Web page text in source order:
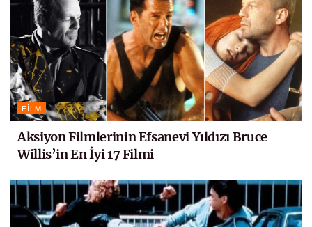
FILM
Aksiyon Filmlerinin Efsanevi Yıldızı Bruce
Willis’in En İyi 17 Filmi